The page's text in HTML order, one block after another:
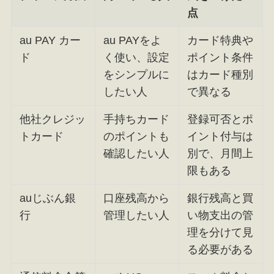
点
au PAY カー
ド
au PAYをよ
く使い、設定
をシンプルに
したい人
カード特典や
ポイント条件
はカード種別
で異なる
他社クレジッ
トカード
手持ちカード
のポイントも
確認したい人
登録可否とポ
イント付与は
別で、月間上
限もある
auじぶん銀
行
口座残高から
管理したい人
銀行残高と買
い物支出の管
理を分けて見
る必要がある